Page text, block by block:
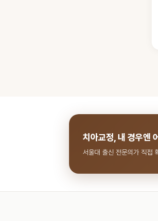
치아교정, 내 경우엔
서울대 출신 전문의가 직접